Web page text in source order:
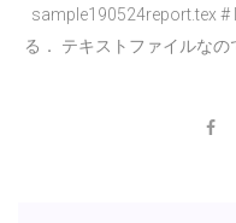
sample190524report.tex #
る． テキストファイルな